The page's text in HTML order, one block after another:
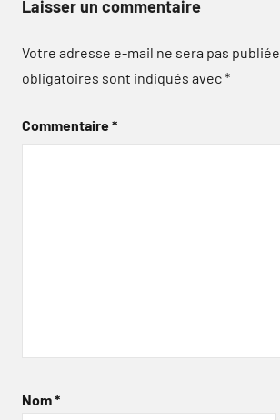
Laisser un commentaire
Votre adresse e-mail ne sera pas publiée.
obligatoires sont indiqués avec*
Commentaire*
Nom*